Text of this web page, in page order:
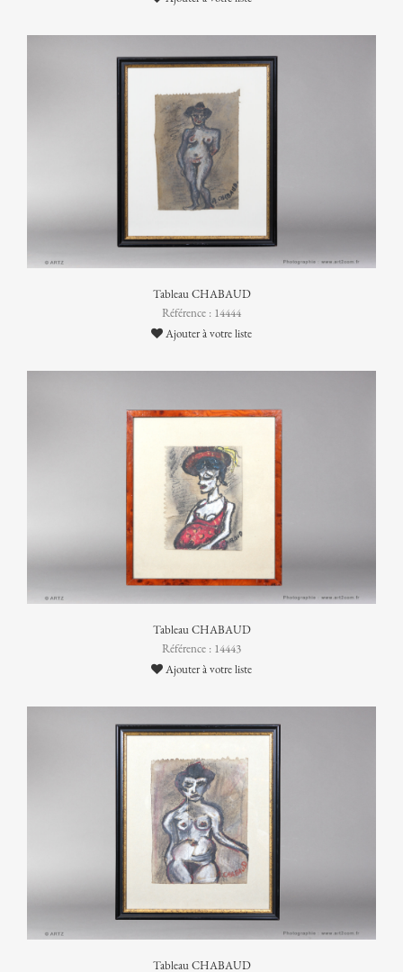
Tableau CHABAUD
Référence : 14444
Ajouter à votre liste
Tableau CHABAUD
Référence : 14443
Ajouter à votre liste
Tableau CHABAUD